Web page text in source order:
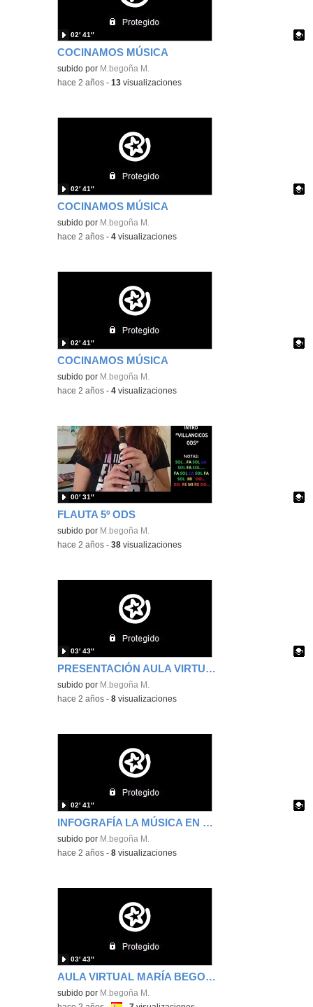
COCINAMOS MÚSICA
Contenido educativo.
subido por M.begoña M.
02′ 41″
-hace 2 años -13 visualizaciones
COCINAMOS MÚSICA
Contenido educativo.
subido por M.begoña M.
02′ 41″
-hace 2 años -4 visualizaciones
COCINAMOS MÚSICA
Contenido educativo.
subido por M.begoña M.
02′ 41″
-hace 2 años -4 visualizaciones
FLAUTA 5º ODS
Contenido educativo.
subido por M.begoña M.
00′ 31″
-hace 2 años -38 visualizaciones
PRESENTACIÓN AULA VIRTUAL MARÍA BEGOÑA MARTÍN
Contenido educativo.
subido por M.begoña M.
03′ 43″
-hace 2 años -8 visualizaciones
INFOGRAFÍA LA MÚSICA EN EL CINE
Contenido educativo.
subido por M.begoña M.
02′ 41″
-hace 2 años -8 visualizaciones
AULA VIRTUAL MARÍA BEGOÑA MARTÍN
subido por M.begoña M.
03′ 43″